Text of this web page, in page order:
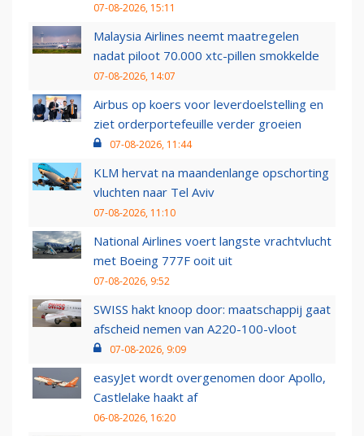
07-08-2026, 15:11
Malaysia Airlines neemt maatregelen
nadat piloot 70.000 xtc-pillen smokkelde
07-08-2026, 14:07
Airbus op koers voor leverdoelstelling en
ziet orderportefeuille verder groeien
07-08-2026, 11:44
KLM hervat na maandenlange opschorting
vluchten naar Tel Aviv
07-08-2026, 11:10
National Airlines voert langste vrachtvlucht
met Boeing 777F ooit uit
07-08-2026, 9:52
SWISS hakt knoop door: maatschappij gaat
afscheid nemen van A220-100-vloot
07-08-2026, 9:09
easyJet wordt overgenomen door Apollo,
Castlelake haakt af
06-08-2026, 16:20